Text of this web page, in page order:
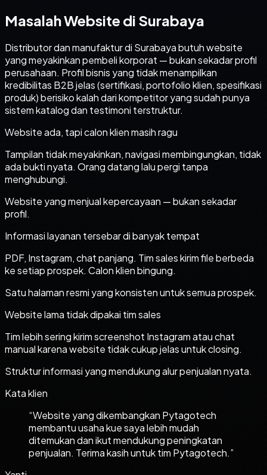
Masalah Website di Surabaya
Distributor dan manufaktur di Surabaya butuh website
yang meyakinkan pembeli korporat — bukan sekadar profil
perusahaan. Profil bisnis yang tidak menampilkan
kredibilitas B2B jelas (sertifikasi, portofolio klien, spesifikasi
produk) berisiko kalah dari kompetitor yang sudah punya
sistem katalog dan testimoni terstruktur.
Website ada, tapi calon klien masih ragu
Tampilan tidak meyakinkan, navigasi membingungkan, tidak
ada bukti nyata. Orang datang lalu pergi tanpa
menghubungi.
Website yang menjual kepercayaan — bukan sekadar
profil.
Informasi layanan tersebar di banyak tempat
PDF, Instagram, chat panjang. Tim sales kirim file berbeda
ke setiap prospek. Calon klien bingung.
Satu halaman resmi yang konsisten untuk semua prospek.
Website lama tidak dipakai tim sales
Tim lebih sering kirim screenshot Instagram atau chat
manual karena website tidak cukup jelas untuk closing.
Struktur informasi yang mendukung alur penjualan nyata.
Kata klien
“Website yang dikembangkan Pytagotech
membantu usaha kue saya lebih mudah
ditemukan dan ikut mendukung peningkatan
penjualan. Terima kasih untuk tim Pytagotech.”